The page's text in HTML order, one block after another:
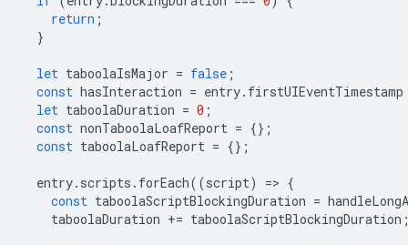
return ;
}
let taboolaIsMajor = false ;
const hasInteraction = entry. firstUIEventTimestamp
let taboolaDuration = 0 ;
const nonTaboolaLoafReport = {};
const taboolaLoafReport = {};
entry. scripts . forEach((script) => {
const taboolaScriptBlockingDuration =
taboolaDuration += taboolaScriptBlockingDuration